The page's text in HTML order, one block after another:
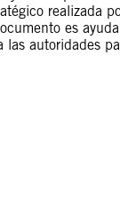
realizada
es
las autoridades